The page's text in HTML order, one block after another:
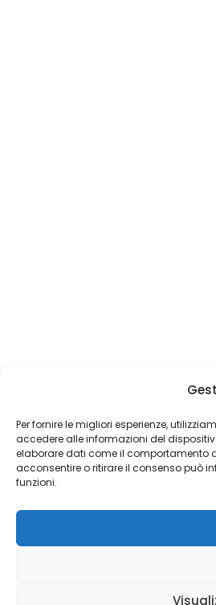
Per fornire le migliori esperienze,
accedere alle informazioni del
elaborare dati come il comportamento
acconsentire o ritirare il consenso può
funzioni.